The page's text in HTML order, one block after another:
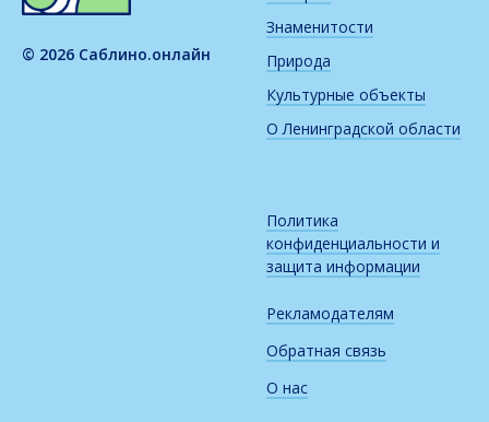
© 2026 Саблино.онлайн
Знаменитости
Природа
Культурные объекты
О Ленинградской области
Политика
конфиденциальности и
защита информации
Рекламодателям
Обратная связь
О нас